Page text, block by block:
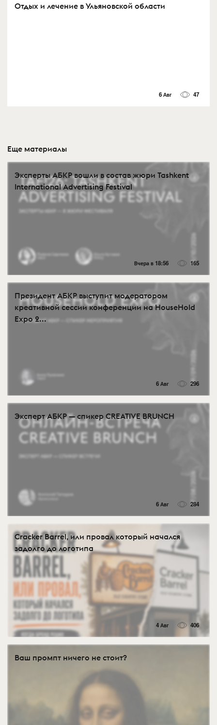
Отдых и лечение в Ульяновской области
6 Авг 47
Еще материалы
Эксперты АБКР вошли в состав жюри Tashkent
International Advertising Festival
Вчера в 18:56 165
Президент АБКР выступит модератором
креативной сессии конференции на HouseHold
Expo 2...
6 Авг 296
Эксперт АБКР — спикер CREATIVE BRUNCH
6 Авг 284
Cracker Barrel, или провал который начался
задолго до логотипа
4 Авг 406
Ваш промпт ничего не стоит?